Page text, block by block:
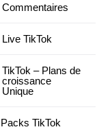
Commentaires
Live TikTok
TikTok – Plans de
croissance
Unique
Packs TikTok